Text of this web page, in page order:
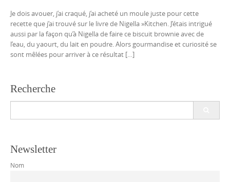
Je dois avouer, j’ai craqué, j’ai acheté un moule juste pour cette
recette que j’ai trouvé sur le livre de Nigella »Kitchen. J’étais intrigué
aussi par la façon qu’à Nigella de faire ce biscuit brownie avec de
l’eau, du yaourt, du lait en poudre. Alors gourmandise et curiosité se
sont mêlées pour arriver à ce résultat […]
Recherche
Newsletter
Nom